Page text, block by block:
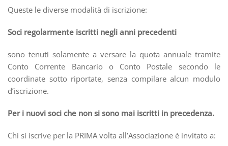
Queste le diverse modalità di iscrizione:
Soci regolarmente iscritti negli anni precedenti
sono tenuti solamente a versare la quota annuale tramite
Conto Corrente Bancario o Conto Postale secondo le
coordinate sotto riportate, senza compilare alcun modulo
d’iscrizione.
Per i nuovi soci che non si sono mai iscritti in precedenza.
Chi si iscrive per la PRIMA volta all’Associazione è invitato a: